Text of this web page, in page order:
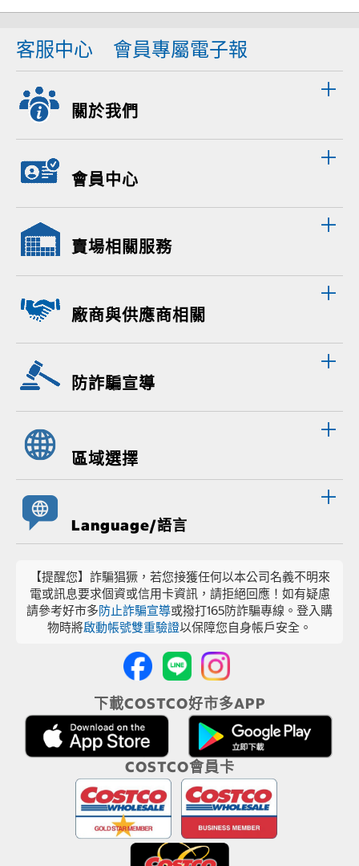
客服中心 會員專屬電子報
關於我們
會員中心
賣場相關服務
廠商與供應商相關
防詐騙宣導
區域選擇
Language/語言
【提醒您】詐騙猖獗，若您接獲任何以本公司名義不明來
電或訊息要求個資或信用卡資訊，請拒絕回應！如有疑慮
請參考好市多防止詐騙宣導或撥打165防詐騙專線。登入購
物時將啟動帳號雙重驗證以保障您自身帳戶安全。
下載COSTCO好市多APP
COSTCO會員卡